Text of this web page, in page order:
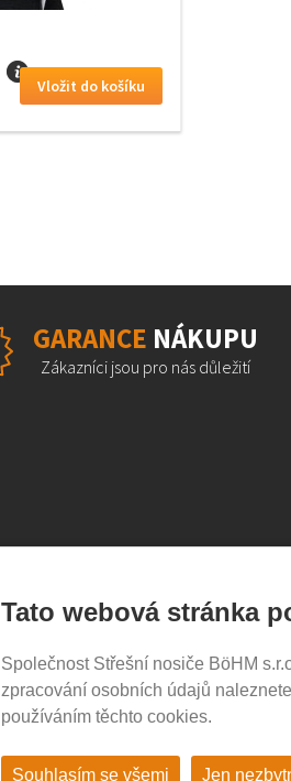
Tato webová stránka
Společnost Střešní nosiče BöHM
zpracování osobních údajů
používáním těchto cookies.
Souhlasím se všemi Jen
I
GARANCE NÁKUPU
Zákazníci jsou pro nás důležití
VŠE O NÁKUPU
Garance nákupu
Časté dotazy (FAQ)